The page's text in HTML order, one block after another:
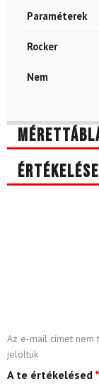
Paraméterek
Rocker
Nem
Az e-mail címet nem
jelöltük
A te értékelésed *